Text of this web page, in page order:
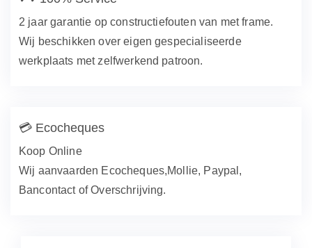
2 jaar garantie op constructiefouten van met frame.
Wij beschikken over eigen gespecialiseerde
werkplaats met zelfwerkend patroon.
💳 Ecocheques
Koop Online
Wij aanvaarden Ecocheques,Mollie, Paypal,
Bancontact of Overschrijving.